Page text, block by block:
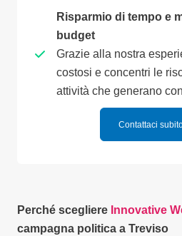
Risparmio di tempo e
budget
Grazie alla nostra
costosi e concentri le
attività che generano
Contattaci
Perché scegliere Innovative
campagna politica a Treviso